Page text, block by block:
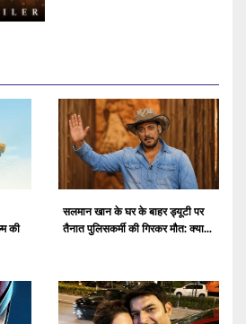
की
सलमान खान के घर के बाहर ड्यूटी पर
तैनात पुलिसकर्मी की गिरकर मौत: क्या...